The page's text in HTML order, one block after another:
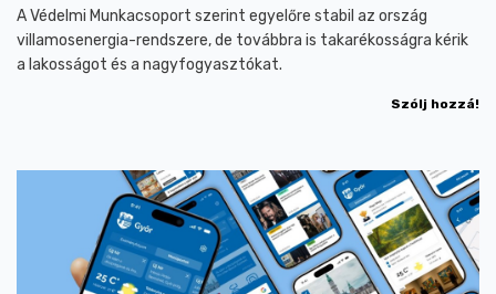
A Védelmi Munkacsoport szerint egyelőre stabil az ország
villamosenergia-rendszere, de továbbra is takarékosságra kérik
a lakosságot és a nagyfogyasztókat.
Szólj hozzá!